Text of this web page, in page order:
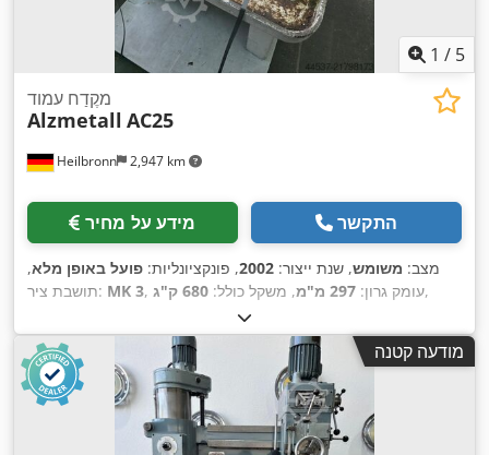
1 / 5
Heilbronn 2,947 km
מקֶדַח עמוד
Alzmetall AC25
מידע על מחיר התקשר
מצב: משומש, שנת ייצור: 2002, פונקציונליות: פועל באופן מלא,
תושבת ציר: MK 3 , עומק גרון: 297 מ"מ , משקל כולל: 680 ק"ג ,
מודעה קטנה